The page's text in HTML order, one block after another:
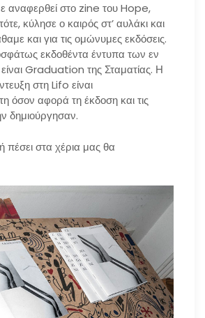
αναφερθεί στο zine του Hope,
κύλησε ο καιρός στ’ αυλάκι και
και για τις ομώνυμες εκδόσεις.
εκδοθέντα έντυπα των εν
Graduation της Σταματίας. Η
στη Lifo είναι
όσον αφορά τη έκδοση και τις
δημιούργησαν.
πέσει στα χέρια μας θα